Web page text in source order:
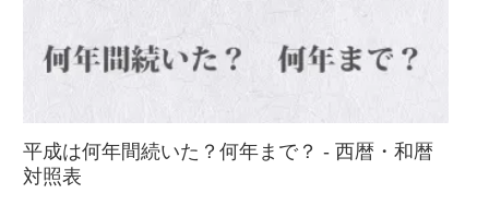
平成は何年間続いた？何年まで？ - 西暦・和暦
対照表